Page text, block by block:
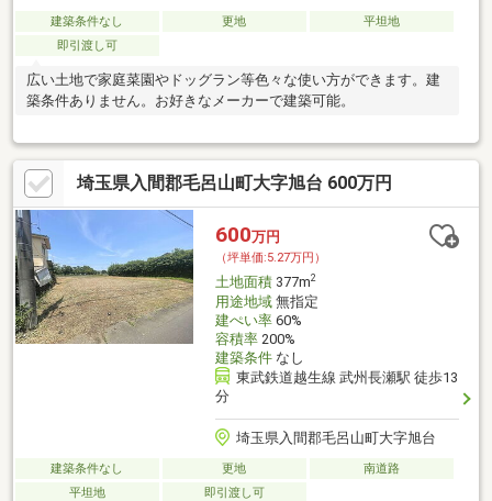
建築条件なし 更地
平坦地
即引渡し可
広い土地で家庭菜園やドッグラン等色々な使い方ができます。建
築条件ありません。お好きなメーカーで建築可能。
埼玉県入間郡毛呂山町大字旭台 600万円
600万円
（坪単価:5.27万円）
土地面積377m2
用途地域無指定
建ぺい率60%
容積率200%
建築条件なし
東武鉄道越生線 武州長瀬駅 徒歩13
分
埼玉県入間郡毛呂山町大字旭台
建築条件なし 更地
南道路
平坦地
即引渡し可